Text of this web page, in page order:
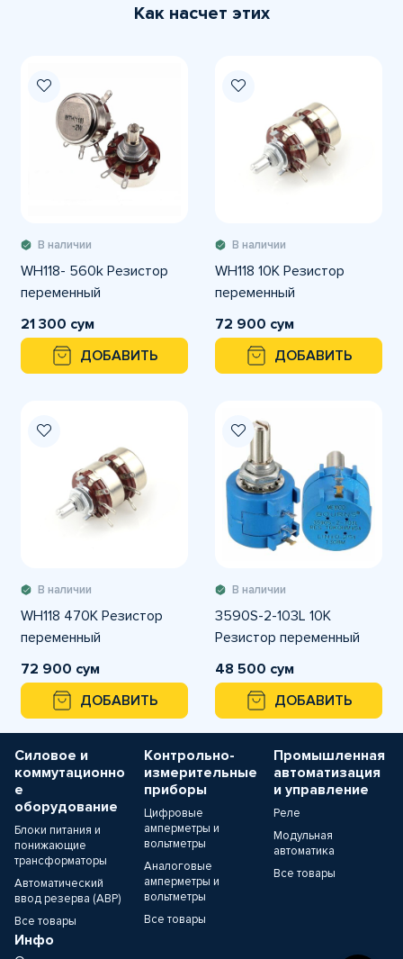
Как насчет этих
В наличии
WH118- 560k Резистор
переменный
21 300 сум
ДОБАВИТЬ
В наличии
WH118 10K Резистор
переменный
72 900 сум
ДОБАВИТЬ
В наличии
WH118 470K Резистор
переменный
72 900 сум
ДОБАВИТЬ
В наличии
3590S-2-103L 10К
Резистор переменный
48 500 сум
ДОБАВИТЬ
Силовое и
коммутационно
е
оборудование
Блоки питания и
понижающие
трансформаторы
Автоматический
ввод резерва (АВР)
Все товары
Контрольно-
измерительные
приборы
Цифровые
амперметры и
вольтметры
Аналоговые
амперметры и
вольтметры
Все товары
Промышленная
автоматизация
и управление
Реле
Модульная
автоматика
Все товары
Инфо